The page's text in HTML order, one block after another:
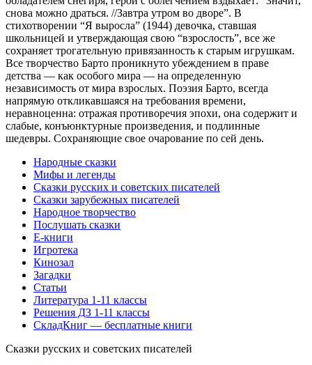
снова можно драться. //Завтра утром во дворе”. В
стихотворении “Я выросла” (1944) девочка, ставшая
школьницей и утверждающая свою “взрослость”, все же
сохраняет трогательную привязанность к старым игрушкам.
Все творчество Барто проникнуто убеждением в праве
детства — как особого мира — на определенную
независимость от мира взрослых. Поэзия Барто, всегда
напрямую откликавшаяся на требования времени,
неравноценна: отражая противоречия эпохи, она содержит и
слабые, конъюнктурные произведения, и подлинные
шедевры. Сохраняющие свое очарование по сей день.
Народные сказки
Мифы и легенды
Сказки русских и советских писателей
Сказки зарубежных писателей
Народное творчество
Послушать сказки
Е-книги
Игротека
Кинозал
Загадки
Статьи
Литература 1-11 классы
Решения ДЗ 1-11 классы
СкладКниг — бесплатные книги
Сказки русских и советских писателей